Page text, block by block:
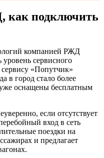
как подключить
компанией РЖД
сервисного
«Попутчик»
в город стало более
оснащены бесплатным
если отсутствует
вход в сеть
поездки на
и предлагает